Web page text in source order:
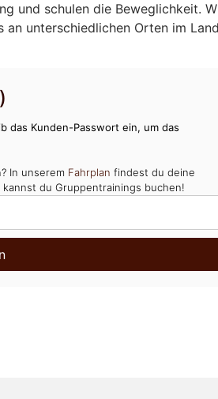
und schulen die Beweglichkeit.
unterschiedlichen Orten im
das Kunden-Passwort ein, um das
In unserem Fahrplan findest du deine
du Gruppentrainings buchen!